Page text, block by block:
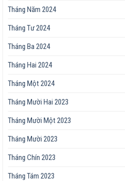
Tháng Năm 2024
Tháng Tư 2024
Tháng Ba 2024
Tháng Hai 2024
Tháng Một 2024
Tháng Mười Hai 2023
Tháng Mười Một 2023
Tháng Mười 2023
Tháng Chín 2023
Tháng Tám 2023